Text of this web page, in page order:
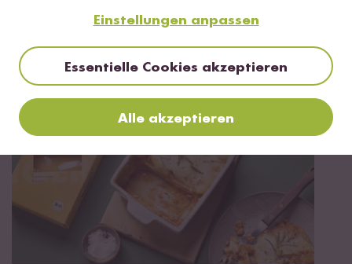
Einstellungen anpassen
Essentielle Cookies akzeptieren
Alle akzeptieren